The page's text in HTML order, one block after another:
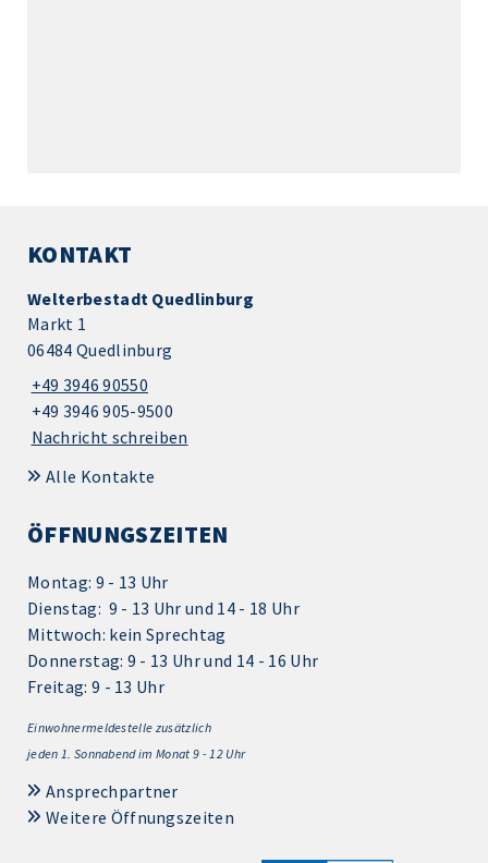
KONTAKT
Welterbestadt Quedlinburg
Markt 1
06484 Quedlinburg
+49 3946 90550
+49 3946 905-9500
Nachricht schreiben
Alle Kontakte
ÖFFNUNGSZEITEN
Montag: 9 - 13 Uhr
Dienstag: 9 - 13 Uhr und 14 - 18 Uhr
Mittwoch: kein Sprechtag
Donnerstag: 9 - 13 Uhr und 14 - 16 Uhr
Freitag: 9 - 13 Uhr
Einwohnermeldestelle zusätzlich
jeden 1. Sonnabend im Monat 9 - 12 Uhr
Ansprechpartner
Weitere Öffnungszeiten